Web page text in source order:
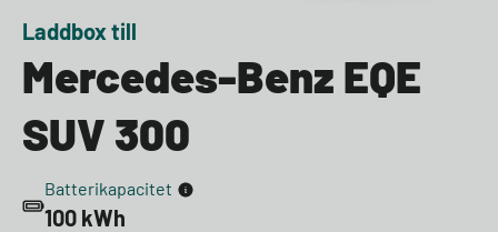
Laddbox till
Mercedes-Benz EQE
SUV 300
Batterikapacitet
100 kWh